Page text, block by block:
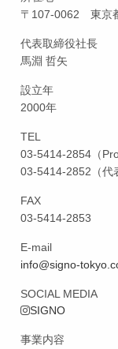
〒 107-0062 東京
代表取締役社長
馬淵 哲矢
設立年
2000年
TEL
03-5414-2854（
03-5414-2852（代
FAX
03-5414-2853
E-mail
info@signo-
SOCIAL MEDIA
SIGNO
事業内容